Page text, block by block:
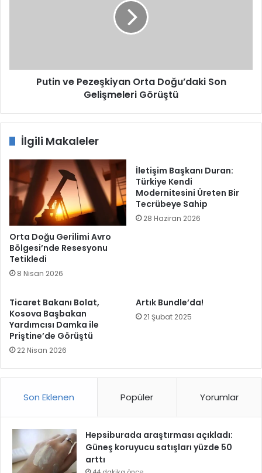
Putin ve Pezeşkiyan Orta Doğu’daki Son
Gelişmeleri Görüştü
İlgili Makaleler
Orta Doğu Gerilimi Avro
Bölgesi’nde Resesyonu
Tetikledi
8 Nisan 2026
İletişim Başkanı Duran:
Türkiye Kendi
Modernitesini Üreten Bir
Tecrübeye Sahip
28 Haziran 2026
Ticaret Bakanı Bolat,
Kosova Başbakan
Yardımcısı Damka ile
Priştine’de Görüştü
22 Nisan 2026
Artık Bundle’da!
21 Şubat 2025
Son Eklenen Popüler Yorumlar
Hepsiburada araştırması açıkladı:
Güneş koruyucu satışları yüzde 50
arttı